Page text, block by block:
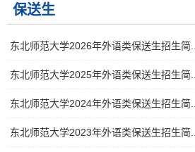
保送生
东北师范大学2026年外语类保送生招生简...
东北师范大学2025年外语类保送生招生简...
东北师范大学2024年外语类保送生招生简...
东北师范大学2023年外语类保送生招生简...